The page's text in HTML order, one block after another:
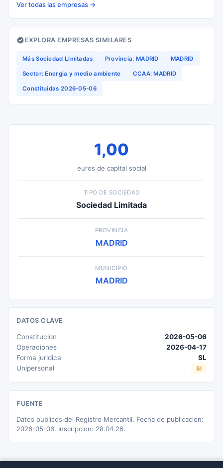
Ver todas las empresas →
EXPLORA EMPRESAS SIMILARES
Más Sociedad Limitadas Provincia: MADRID MADRID
Sector: Energia y medio ambiente CCAA: MADRID
Constituidas 2026-05-06
1,00
euros de capital social
TIPO DE SOCIEDAD
Sociedad Limitada
PROVINCIA
MADRID
MUNICIPIO
MADRID
DATOS CLAVE
Constitucion
2026-05-06
Operaciones
2026-04-17
Forma juridica
SL
Unipersonal
SI
FUENTE
Datos publicos del Registro Mercantil. Fecha de publicacion:
2026-05-06. Inscripcion: 28.04.26.